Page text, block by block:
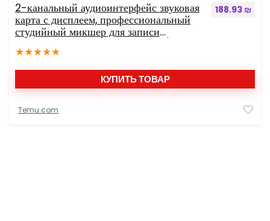
2-канальный аудиоинтерфейс звуковая
карта с дисплеем, профессиональный
студийный микшер для записи
кГц для записи музыки, XLR-интерфейс
с 48 фантомным питанием, аудиобокс
для ПК/Win/стриминга
★★★★★
188.93 ₪
КУПИТЬ ТОВАР
Temu.com